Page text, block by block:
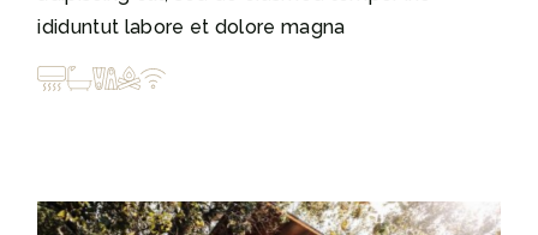
ididuntut labore et dolore magna